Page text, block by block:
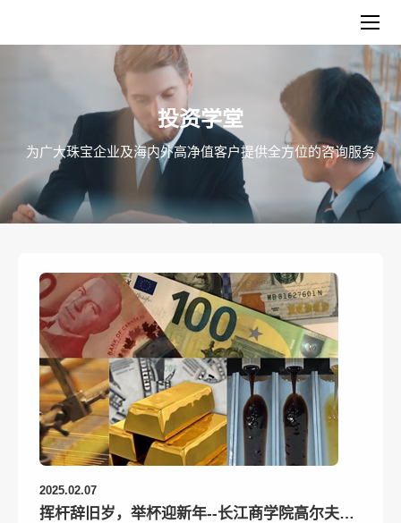
投资学堂
为广大珠宝企业及海内外高净值客户提供全方位的咨询服务
2025.02.07
挥杆辞旧岁，举杯迎新年--长江商学院高尔夫活